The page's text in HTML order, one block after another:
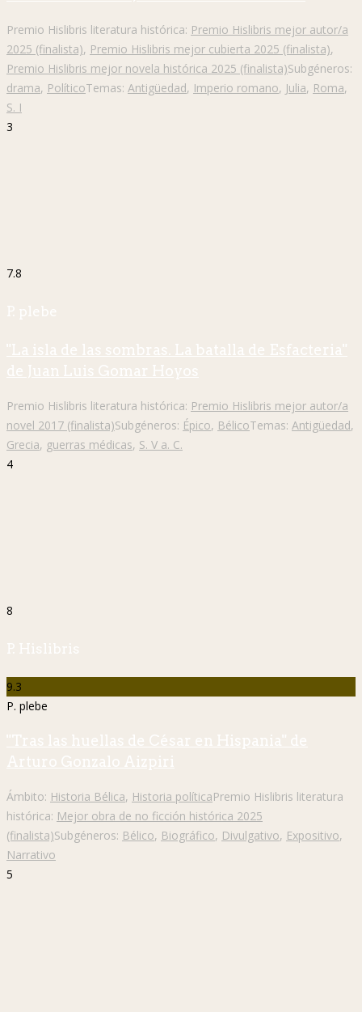
Premio Hislibris literatura histórica: Premio Hislibris mejor autor/a
2025 (finalista), Premio Hislibris mejor cubierta 2025 (finalista),
Premio Hislibris mejor novela histórica 2025 (finalista)Subgéneros:
drama, PolíticoTemas: Antigüedad, Imperio romano, Julia, Roma,
S. I
3
7.8
P. plebe
"La isla de las sombras. La batalla de Esfacteria"
de Juan Luis Gomar Hoyos
Premio Hislibris literatura histórica: Premio Hislibris mejor autor/a
novel 2017 (finalista)Subgéneros: Épico, BélicoTemas: Antigüedad,
Grecia, guerras médicas, S. V a. C.
4
8
P. Hislibris
9.3
P. plebe
"Tras las huellas de César en Hispania" de
Arturo Gonzalo Aizpiri
Ámbito: Historia Bélica, Historia políticaPremio Hislibris literatura
histórica: Mejor obra de no ficción histórica 2025
(finalista)Subgéneros: Bélico, Biográfico, Divulgativo, Expositivo,
Narrativo
5